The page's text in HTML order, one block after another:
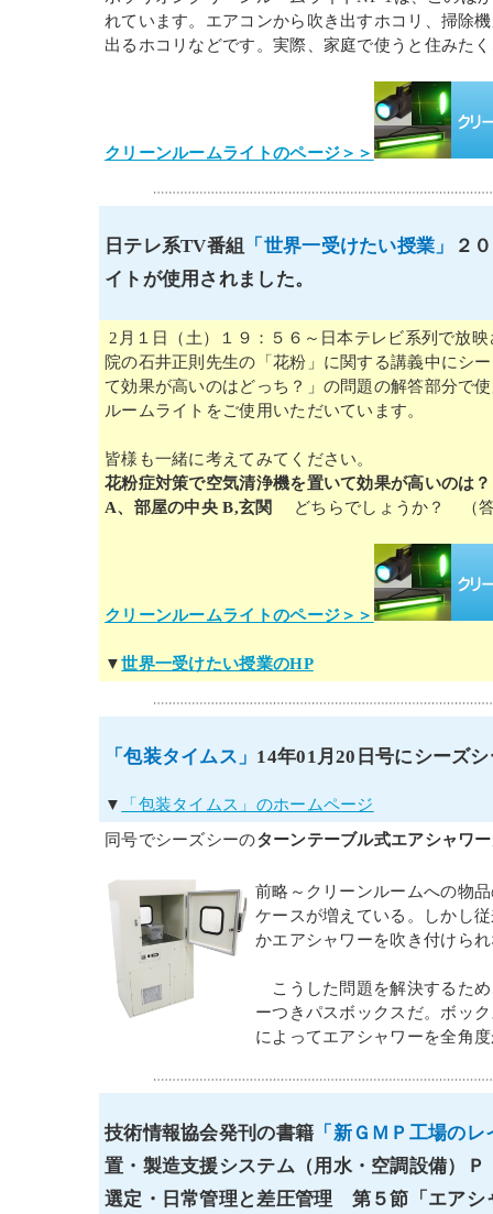
れています。エアコンから吹き出すホコリ、掃除
出るホコリなどです。実際、家庭で使うと住みた
クリーンルームライトのページ＞＞
日テレ系TV番組 「世界一受けたい授業」
２
イトが使用されました。
2月１日（土）１９：５６～日本テレビ系列で放
院の石井正則先生の「花粉」に関する講義中にシ
て効果が高いのはどっち？」の問題の解答部分で
ルームライトをご使用いただいています。
皆様も一緒に考えてみてください。
花粉症対策で空気清浄機を置いて効果が高いのは
A、部屋の中央 B,玄関
どちらでしょうか？ （答
クリーンルームライトのページ＞＞
▼世界一受けたい授業のHP
「包装タイムス」 14年01月20日号にシーズ
▼
「包装タイムス」のホームページ
同号でシーズシーのターンテーブル式エアシャワー
前略～クリーンルームへの物
ケースが増えている。しかし
かエアシャワーを吹き付けら
こうした問題を解決するた
ーつきパスボックスだ。ボッ
によってエアシャワーを全角
技術情報協会発刊の書籍 「新ＧＭＰ工場の
置・製造支援システム（用水・空調設備
選定・日常管理と差圧管理 第５節「エアシ